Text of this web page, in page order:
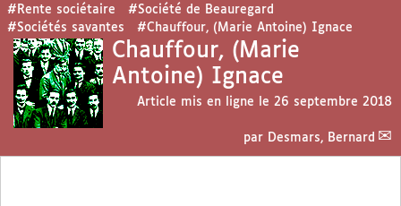
#Rente sociétaire
#Société de Beauregard
#Sociétés savantes
#Chauffour, (Marie Antoine) Ignace
Chauffour, (Marie
Antoine) Ignace
Article mis en ligne le 26 septembre 2018
par Desmars, Bernard